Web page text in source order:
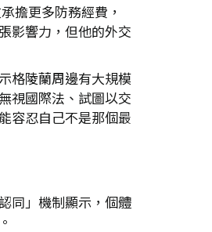
擔更多防務經費，
影響力，但他的外交
格陵蘭周邊有大規模
視國際法、試圖以交
容忍自己不是那個最
同」機制顯示，個體